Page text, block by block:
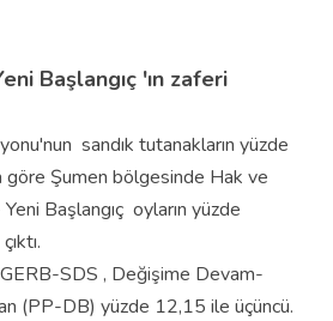
Başlangıç 'ın zaferi
sandık tutanakların yüzde
Şumen bölgesinde Hak ve
Başlangıç oyların yüzde
SDS , Değişime Devam-
(PP-DB) yüzde 12,15 ile üçüncü.